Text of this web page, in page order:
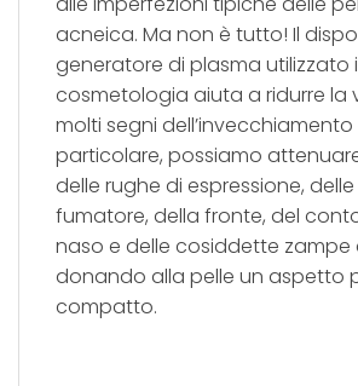
acneica. Ma non è tutto! Il
generatore di plasma utilizzato
cosmetologia aiuta a ridurre la
molti segni
particolare, possiamo
delle rughe di espressione,
fumatore, della fronte, del
naso e delle cosiddette zampe
donando alla pelle un aspetto
compatto.